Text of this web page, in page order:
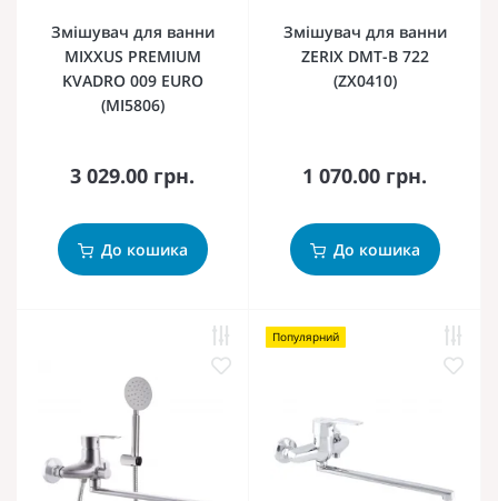
Змішувач для ванни
MIXXUS PREMIUM
KVADRO 009 EURO
(MI5806)
3 029.00 грн.
До кошика
Змішувач для ванни
ZERIX DMT-B 722
(ZX0410)
1 070.00 грн.
До кошика
Популярний